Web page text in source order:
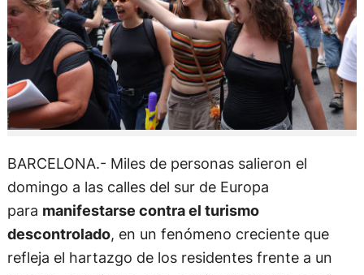
BARCELONA.- Miles de personas salieron el
domingo a las calles del sur de Europa
para manifestarse contra el turismo
descontrolado, en un fenómeno creciente que
refleja el hartazgo de los residentes frente a un